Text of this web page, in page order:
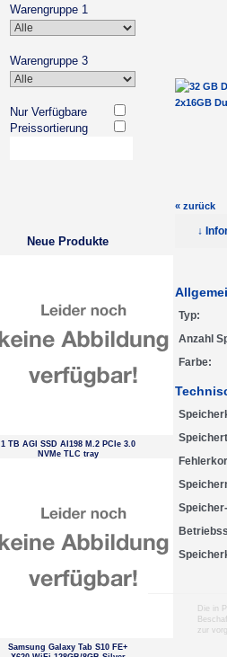
Warengruppe 1
Warengruppe 3
Nur Verfügbare
Preissortierung
Neue Produkte
1 TB AGI SSD AI198 M.2 PCIe 3.0
NVMe TLC tray
Samsung Galaxy Tab S10 FE+
« zurück
↓
Typ
Anzahl
Farbe
Die in
zur